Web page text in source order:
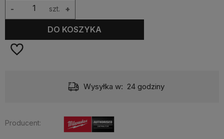
szt. +
-
DO KOSZYKA
Wysyłka w: 24 godziny
Producent: